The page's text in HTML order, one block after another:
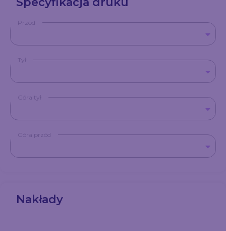
Przód
Tył
Góra tył
Góra przód
Nakłady